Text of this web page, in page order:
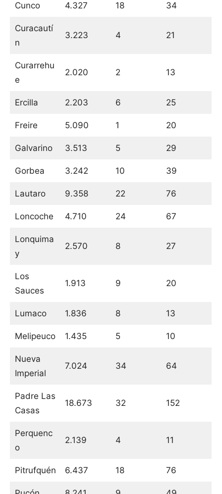
Cunco 4.327 18 34
Curacautí
n
3.223 4 21
Curarrehu
e
2.020 2 13
Ercilla 2.203 6 25
Freire 5.090 1 20
Galvarino 3.513 5 29
Gorbea 3.242 10 39
Lautaro 9.358 22 76
Loncoche 4.710 24 67
Lonquima
y
2.570 8 27
Los
Sauces
1.913 9 20
Lumaco 1.836 8 13
Melipeuco 1.435 5 10
Nueva
Imperial
7.024 34 64
Padre Las
Casas
18.673 32 152
Perquenc
o
2.139 4 11
Pitrufquén 6.437 18 76